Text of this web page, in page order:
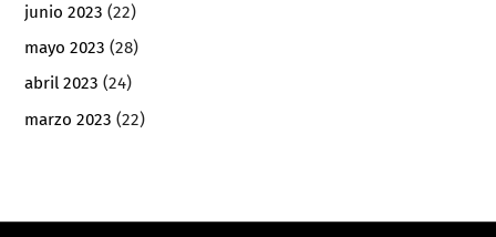
junio 2023 (22)
mayo 2023 (28)
abril 2023 (24)
marzo 2023 (22)